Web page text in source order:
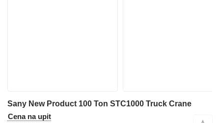
Sany New Product 100 Ton STC1000 Truck Crane
Cena na upit